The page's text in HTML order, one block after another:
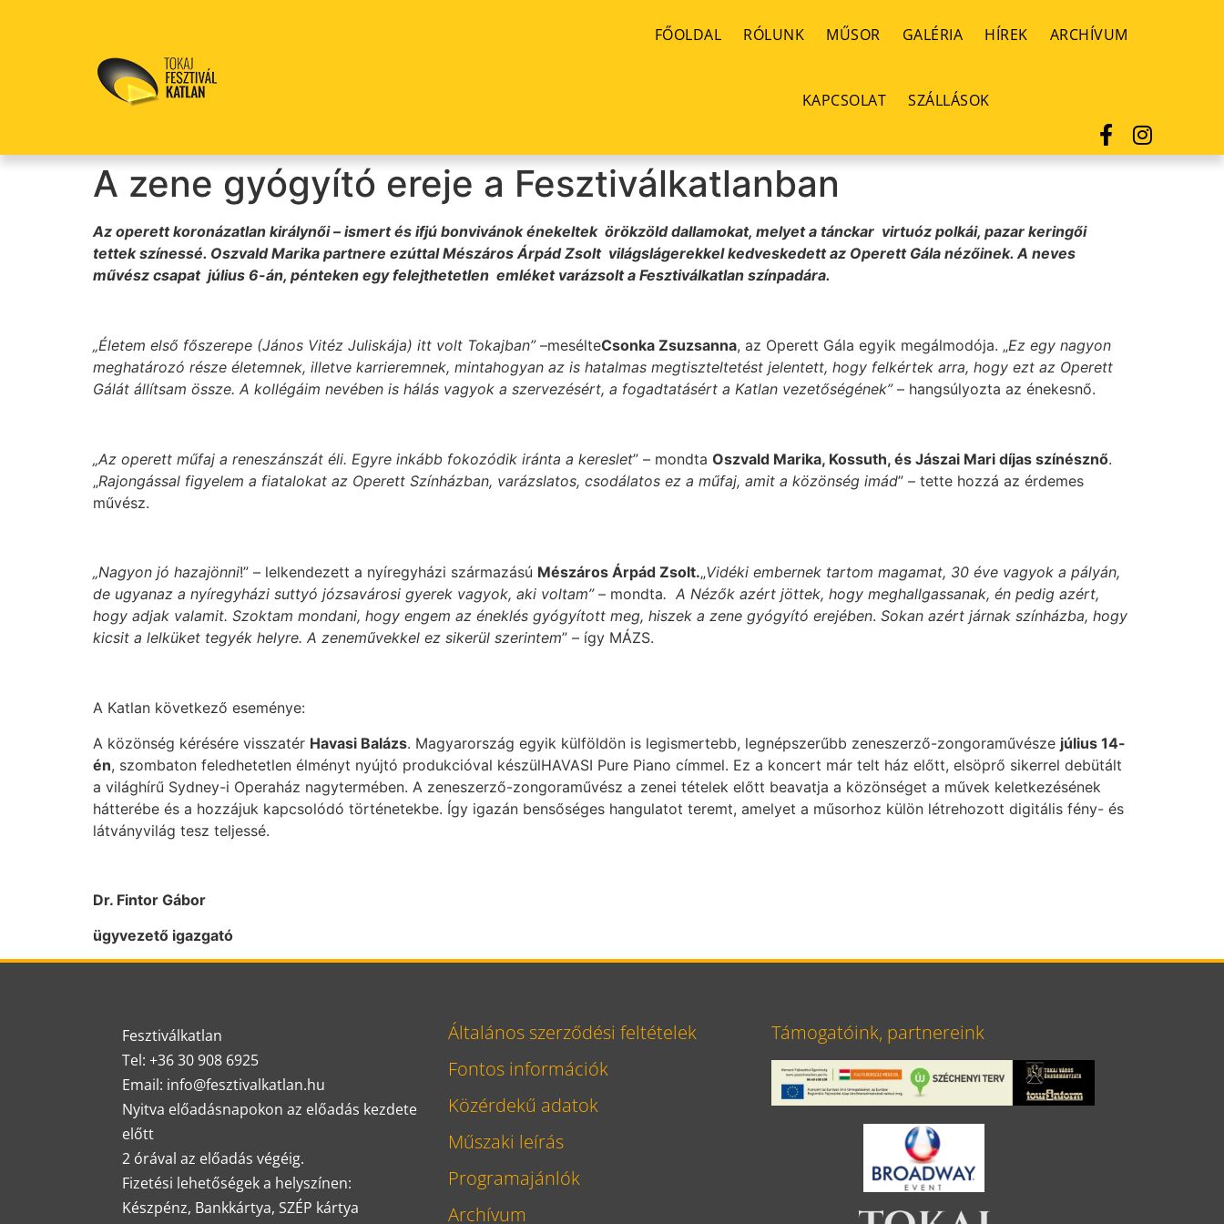
FŐOLDAL RÓLUNK MŰSOR GALÉRIA HÍREK ARCHÍVUM
KAPCSOLAT SZÁLLÁSOK
A zene gyógyító ereje a Fesztiválkatlanban
Az operett koronázatlan királynői – ismert és ifjú bonvivánok énekeltek örökzöld dallamokat, melyet a tánckar virtuóz polkái, pazar keringői
tettek színessé. Oszvald Marika partnere ezúttal Mészáros Árpád Zsolt világslágerekkel kedveskedett az Operett Gála nézőinek. A neves
művész csapat július 6-án, pénteken egy felejthetetlen emléket varázsolt a Fesztiválkatlan színpadára.
„Életem első főszerepe (János Vitéz Juliskája) itt volt Tokajban” –mesélteCsonka Zsuzsanna, az Operett Gála egyik megálmodója. „Ez egy nagyon
meghatározó része életemnek, illetve karrieremnek, mintahogyan az is hatalmas megtiszteltetést jelentett, hogy felkértek arra, hogy ezt az Operett
Gálát állítsam össze. A kollégáim nevében is hálás vagyok a szervezésért, a fogadtatásért a Katlan vezetőségének” – hangsúlyozta az énekesnő.
„Az operett műfaj a reneszánszát éli. Egyre inkább fokozódik iránta a kereslet” – mondta Oszvald Marika, Kossuth, és Jászai Mari díjas színésznő.
„Rajongással figyelem a fiatalokat az Operett Színházban, varázslatos, csodálatos ez a műfaj, amit a közönség imád” – tette hozzá az érdemes
művész.
„Nagyon jó hazajönni!” – lelkendezett a nyíregyházi származású Mészáros Árpád Zsolt.„Vidéki embernek tartom magamat, 30 éve vagyok a pályán,
de ugyanaz a nyíregyházi suttyó józsavárosi gyerek vagyok, aki voltam” – mondta. A Nézők azért jöttek, hogy meghallgassanak, én pedig azért,
hogy adjak valamit. Szoktam mondani, hogy engem az éneklés gyógyított meg, hiszek a zene gyógyító erejében. Sokan azért járnak színházba, hogy
kicsit a lelküket tegyék helyre. A zeneművekkel ez sikerül szerintem” – így MÁZS.
A Katlan következő eseménye:
A közönség kérésére visszatér Havasi Balázs. Magyarország egyik külföldön is legismertebb, legnépszerűbb zeneszerző-zongoraművésze július 14-
én, szombaton feledhetetlen élményt nyújtó produkcióval készülHAVASI Pure Piano címmel. Ez a koncert már telt ház előtt, elsöprő sikerrel debütált
a világhírű Sydney-i Operaház nagytermében. A zeneszerző-zongoraművész a zenei tételek előtt beavatja a közönséget a művek keletkezésének
hátterébe és a hozzájuk kapcsolódó történetekbe. Így igazán bensőséges hangulatot teremt, amelyet a műsorhoz külön létrehozott digitális fény- és
látványvilág tesz teljessé.
Dr. Fintor Gábor
ügyvezető igazgató
Fesztiválkatlan
Tel: +36 30 908 6925
Email: info@fesztivalkatlan.hu
Nyitva előadásnapokon az előadás kezdete
előtt
2 órával az előadás végéig.
Fizetési lehetőségek a helyszínen:
Készpénz, Bankkártya, SZÉP kártya
Általános szerződési feltételek
Fontos információk
Közérdekű adatok
Műszaki leírás
Programajánlók
Archívum
Támogatóink, partnereink